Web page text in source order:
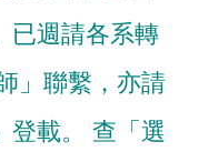
已週請各系轉
」聯繫，亦請
登載。 查「選